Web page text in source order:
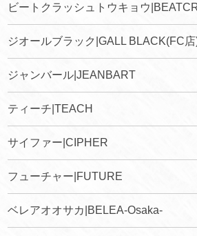
ビートクラッシュトウキョウ
ジオールブラック|GALL BLACK(FC
ジャンバール|JEANBART
ティーチ|TEACH
サイファー|CIPHER
フューチャー|FUTURE
ベレアオオサカ|BELEA-Osaka-